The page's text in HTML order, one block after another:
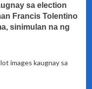
sa election
Francis Tolentino
sinimulan na ng
images kaugnay sa